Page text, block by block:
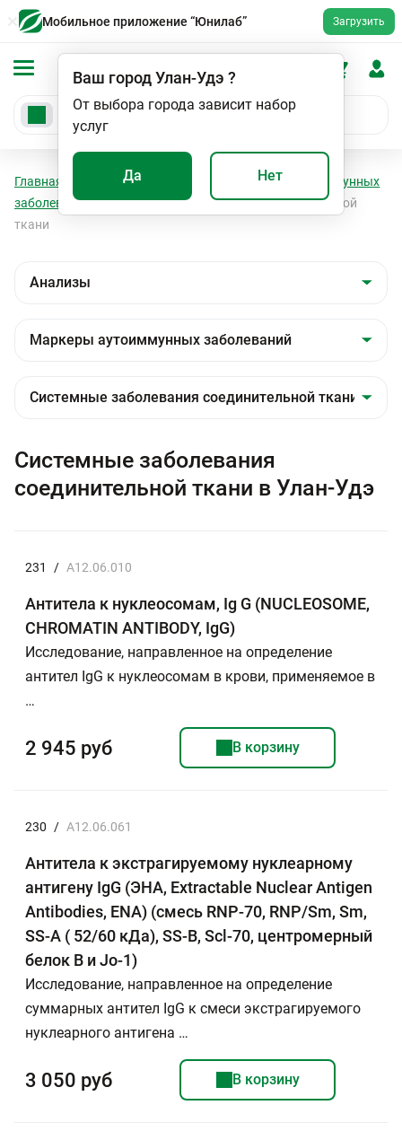
Мобильное приложение “Юнилаб” Загрузить
Ваш городУлан-Удэ ?
От выбора города зависит набор
услуг
Да Нет
Главная Анализы
Маркеры аутоиммунных
заболеваний
Системные заболевания соединительной
ткани
Системные заболевания
соединительной ткани в Улан-Удэ
231 / A12.06.010
Антитела к нуклеосомам, Ig G (NUCLEOSOME,
CHROMATIN ANTIBODY, IgG)
Исследование, направленное на определение
антител IgG к нуклеосомам в крови, применяемое в
…
2 945 руб В корзину
230 / A12.06.061
Антитела к экстрагируемому нуклеарному
антигену IgG (ЭНА, Extractable Nuclear Antigen
Antibodies, ENA) (смесь RNP-70, RNP/Sm, Sm,
SS-A ( 52/60 кДа), SS-B, Scl-70, центромерный
белок B и Jo-1)
Исследование, направленное на определение
суммарных антител IgG к смеси экстрагируемого
нуклеарного антигена …
3 050 руб В корзину